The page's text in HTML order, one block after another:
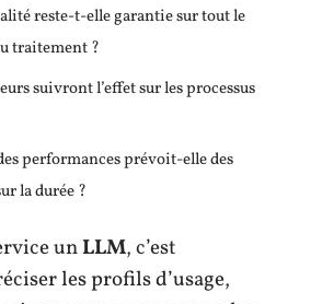
reste-t-elle garantie sur tout le
traitement ?
suivront l’effet sur les processus
performances prévoit-elle des
la durée ?
unLLM, c’est
les profils d’usage,